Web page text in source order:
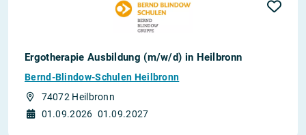
Ergotherapie Ausbildung (m/w/d) in Heilbronn
Bernd-Blindow-Schulen Heilbronn
74072 Heilbronn
01.09.2026 01.09.2027